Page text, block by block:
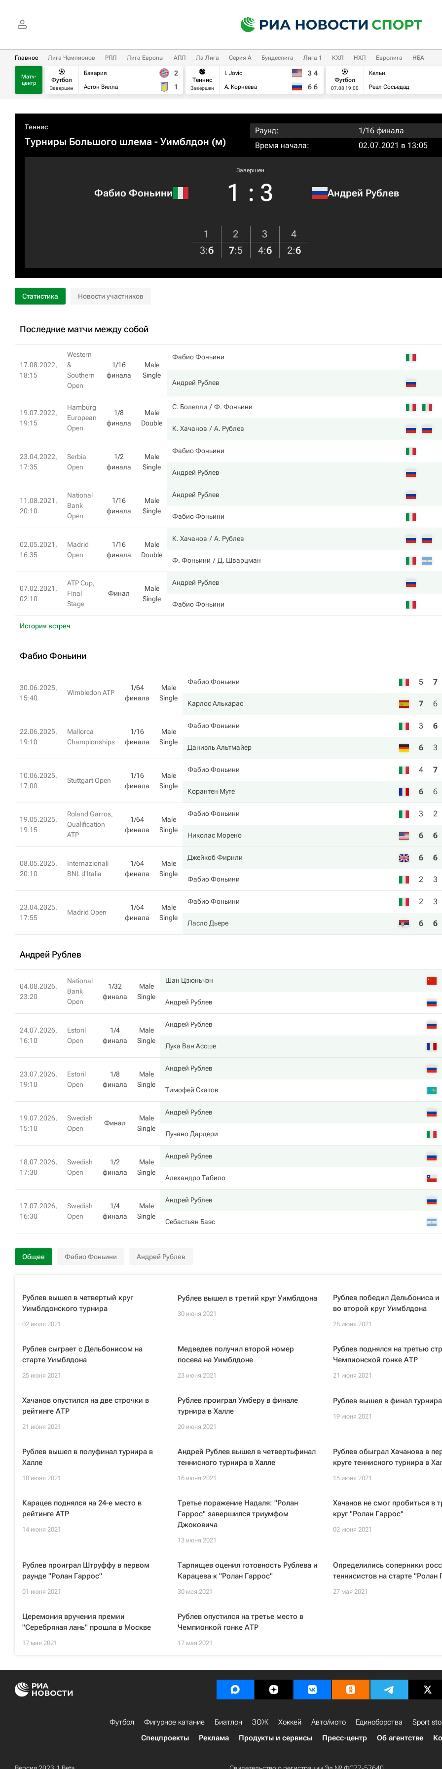
Главное Лига Чемпионов РПЛ Лига Европы АПЛ Ла Лига Серия А Бундеслига Лига 1 КХЛ НХЛ Евролига НБА
Матч-
центр
Футбол
Завершен
Бавария
Астон Вилла
2
1
Теннис
Завершен
I. Jovic
А. Корнеева
3 4
6 6
Футбол
07.08 19:00
Кельн
Реал Сосьедад
Теннис
Турниры Большого шлема - Уимблдон (м)
Раунд:
1/16 финала
Время начала:
02.07.2021 в 13:05
Фабио Фоньини
Завершен
1 : 3 Андрей Рублев
1 2 3
4
3:6 7:5 4:6 2:6
Статистика Новости участников
Последние матчи между собой
17.08.2022,
18:15
Western
&
Southern
Open
1/16
финала
Male
Single
Фабио Фоньини
Андрей Рублев
19.07.2022,
19:15
Hamburg
European
Open
1/8
финала
Male
Double
С. Болелли Ф. Фоньини
К. Хачанов А. Рублев
23.04.2022,
17:35
Serbia
Open
1/2
финала
Male
Single
Фабио Фоньини
Андрей Рублев
11.08.2021,
20:10
National
Bank
Open
1/16
финала
Male
Single
Андрей Рублев
Фабио Фоньини
02.05.2021,
16:35
Madrid
Open
1/16
финала
Male
Double
К. Хачанов А. Рублев
Ф. Фоньини Д. Шварцман
07.02.2021,
02:10
ATP Cup,
Final
Stage
Финал
Male
Single
Андрей Рублев
Фабио Фоньини
История встреч
Фабио Фоньини
30.06.2025,
15:40
Wimbledon ATP
1/64
финала
Male
Single
Фабио Фоньини 5 7
Карлос Алькарас 7 6
22.06.2025,
19:10
Mallorca
Championships
1/16
финала
Male
Single
Фабио Фоньини 3 6
Даниэль Альтмайер 6 3
10.06.2025,
17:00
Stuttgart Open
1/16
финала
Male
Single
Фабио Фоньини 4 7
Корантен Муте 6 6
19.05.2025,
19:15
Roland Garros,
Qualification
ATP
1/64
финала
Male
Single
Фабио Фоньини 3 2
Николас Морено 6 6
08.05.2025,
20:10
Internazionali
BNL d'Italia
1/64
финала
Male
Single
Джейкоб Фирнли 6 6
Фабио Фоньини 2 3
23.04.2025,
17:55
Madrid Open
1/64
финала
Male
Single
Фабио Фоньини 2 3
Ласло Дьере 6 6
Андрей Рублев
04.08.2026,
23:20
National
Bank
Open
1/32
финала
Male
Single
Шан Цзюньчэн
Андрей Рублев
24.07.2026,
16:10
Estoril
Open
1/4
финала
Male
Single
Андрей Рублев
Лука Ван Ассше
23.07.2026,
19:10
Estoril
Open
1/8
финала
Male
Single
Андрей Рублев
Тимофей Скатов
19.07.2026,
15:10
Swedish
Open
Финал
Male
Single
Андрей Рублев
Лучано Дардери
18.07.2026,
17:30
Swedish
Open
1/2
финала
Male
Single
Андрей Рублев
Алехандро Табило
17.07.2026,
16:30
Swedish
Open
1/4
финала
Male
Single
Андрей Рублев
Себастьян Баэс
Общее Фабио Фоньини Андрей Рублев
Рублев вышел в четвертый круг
Уимблдонского турнира
02 июля 2021
Рублев вышел в третий круг Уимблдона
30 июня 2021
Рублев победил Дельбониса
во второй круг Уимблдона
28 июня 2021
Рублев сыграет с Дельбонисом на
старте Уимблдона
25 июня 2021
Медведев получил второй номер
посева на Уимблдоне
23 июня 2021
Рублев поднялся на третью
Чемпионской гонке АТР
21 июня 2021
Хачанов опустился на две строчки в
рейтинге АТР
21 июня 2021
Рублев проиграл Умберу в финале
турнира в Халле
20 июня 2021
Рублев вышел в финал
19 июня 2021
Рублев вышел в полуфинал турнира в
Халле
18 июня 2021
Андрей Рублев вышел в четвертьфинал
теннисного турнира в Халле
16 июня 2021
Рублев обыграл Хачанова в
круге теннисного турнира в
15 июня 2021
Карацев поднялся на 24-е место в
рейтинге ATP
14 июня 2021
Третье поражение Надаля: "Ролан
Гаррос" завершился триумфом
Джоковича
13 июня 2021
Хачанов не смог пробиться в
круг "Ролан Гаррос"
02 июня 2021
Рублев проиграл Штруффу в первом
раунде "Ролан Гаррос"
01 июня 2021
Тарпищев оценил готовность Рублева и
Карацева к "Ролан Гаррос"
30 мая 2021
Определились соперники
теннисистов на старте "Ролан
27 мая 2021
Церемония вручения премии
"Серебряная лань" прошла в Москве
17 мая 2021
Рублев опустился на третье место в
Чемпионкой гонке АТР
17 мая 2021
Футбол Фигурное катание Биатлон ЗОЖ Хоккей Авто/мото Единоборства Sport
Спецпроекты
Реклама Продукты и сервисы Пресс-центр Об агентстве